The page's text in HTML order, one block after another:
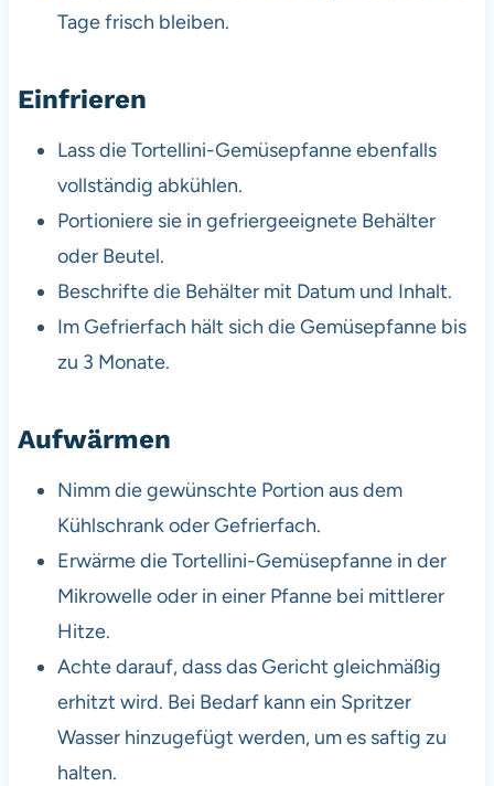
Tage frisch bleiben.
Einfrieren
Lass die Tortellini-Gemüsepfanne ebenfalls
vollständig abkühlen.
Portioniere sie in gefriergeeignete Behälter
oder Beutel.
Beschrifte die Behälter mit Datum und Inhalt.
Im Gefrierfach hält sich die Gemüsepfanne bis
zu 3 Monate.
Aufwärmen
Nimm die gewünschte Portion aus dem
Kühlschrank oder Gefrierfach.
Erwärme die Tortellini-Gemüsepfanne in der
Mikrowelle oder in einer Pfanne bei mittlerer
Hitze.
Achte darauf, dass das Gericht gleichmäßig
erhitzt wird. Bei Bedarf kann ein Spritzer
Wasser hinzugefügt werden, um es saftig zu
halten.